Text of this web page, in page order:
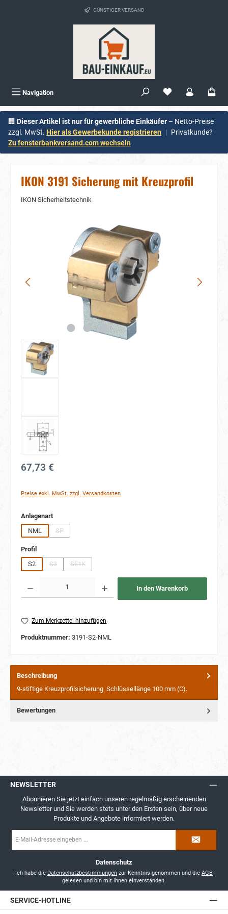
GÜNSTIGER VERSAND
Navigation
🏢 Dieser Artikel ist nur für gewerbliche Einkäufer – Netto-Preise
zzgl. MwSt. Hier als Gewerbekunde registrieren | Privatkunde?
Zu fensterbankversand.com wechseln
IKON 3191 Sicherung mit Kreuzprofil
IKON Sicherheitstechnik
Bildergalerie überspringen
67,73 €
Preise exkl. MwSt. zzgl. Versandkosten
Anlagenartauswählen
NML
SP
(Diese Option ist zurzeit nicht verfügbar.)
Profil auswählen
S2
S3
(Diese Option ist zurzeit nicht verfügbar.)
SE1K
(Diese Option ist zurzeit nicht verfügbar.)
In den Warenkorb
Zum Merkzettel hinzufügen
Produktnummer: 3191-S2-NML
Beschreibung
9-stiftige Kreuzprofilsicherung. Schlüssellänge 100 mm (C).
Bewertungen
NEWSLETTER
Abonnieren Sie jetzt einfach unseren regelmäßig erscheinenden
Newsletter und Sie werden stets unter den Ersten sein, über neue
Produkte und Angebote informiert werden.
Mail-
Datenschutz
Ich habe die Datenschutzbestimmungen zur Kenntnis genommen und die AGB
gelesen und bin mit ihnen einverstanden.
SERVICE-HOTLINE